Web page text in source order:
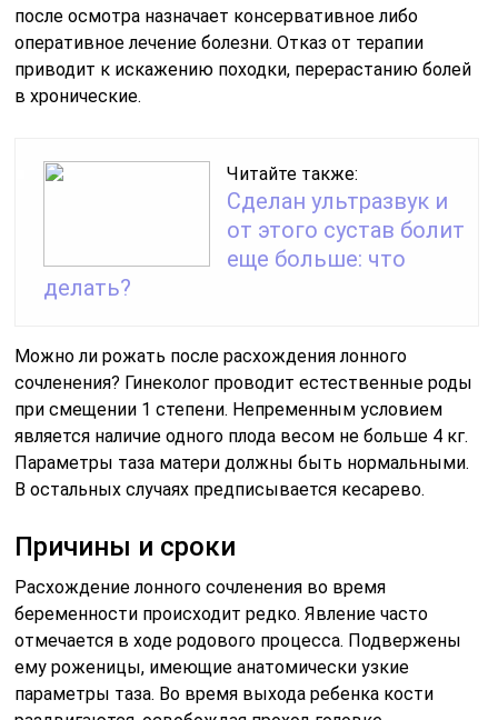
после осмотра назначает консервативное либо
оперативное лечение болезни. Отказ от терапии
приводит к искажению походки, перерастанию болей
в хронические.
Читайте также:
Сделан ультразвук и
от этого сустав болит
еще больше: что
делать?
Можно ли рожать после расхождения лонного
сочленения? Гинеколог проводит естественные роды
при смещении 1 степени. Непременным условием
является наличие одного плода весом не больше 4 кг.
Параметры таза матери должны быть нормальными.
В остальных случаях предписывается кесарево.
Причины и сроки
Расхождение лонного сочленения во время
беременности происходит редко. Явление часто
отмечается в ходе родового процесса. Подвержены
ему роженицы, имеющие анатомически узкие
параметры таза. Во время выхода ребенка кости